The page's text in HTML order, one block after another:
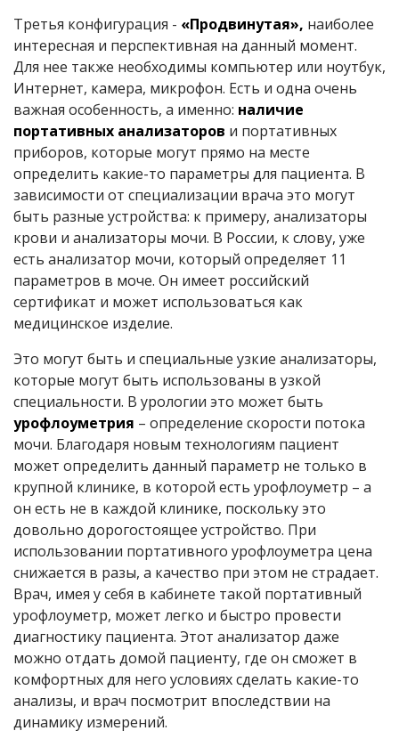
Третья конфигурация - «Продвинутая», наиболее
интересная и перспективная на данный момент.
Для нее также необходимы компьютер или ноутбук,
Интернет, камера, микрофон. Есть и одна очень
важная особенность, а именно: наличие
портативных анализаторов и портативных
приборов, которые могут прямо на месте
определить какие-то параметры для пациента. В
зависимости от специализации врача это могут
быть разные устройства: к примеру, анализаторы
крови и анализаторы мочи. В России, к слову, уже
есть анализатор мочи, который определяет 11
параметров в моче. Он имеет российский
сертификат и может использоваться как
медицинское изделие.
Это могут быть и специальные узкие анализаторы,
которые могут быть использованы в узкой
специальности. В урологии это может быть
урофлоуметрия – определение скорости потока
мочи. Благодаря новым технологиям пациент
может определить данный параметр не только в
крупной клинике, в которой есть урофлоуметр – а
он есть не в каждой клинике, поскольку это
довольно дорогостоящее устройство. При
использовании портативного урофлоуметра цена
снижается в разы, а качество при этом не страдает.
Врач, имея у себя в кабинете такой портативный
урофлоуметр, может легко и быстро провести
диагностику пациента. Этот анализатор даже
можно отдать домой пациенту, где он сможет в
комфортных для него условиях сделать какие-то
анализы, и врач посмотрит впоследствии на
динамику измерений.